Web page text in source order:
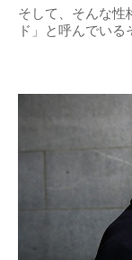
そして、そんな性
ド」と呼んでいる